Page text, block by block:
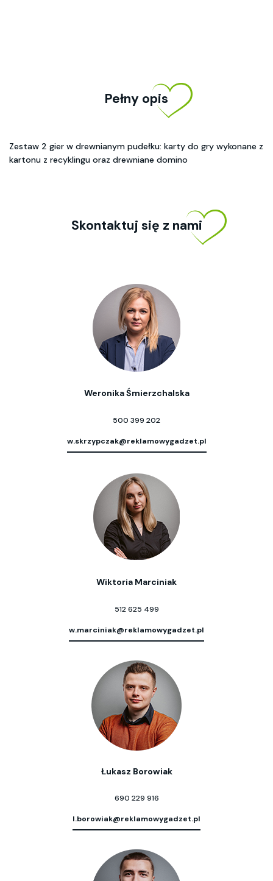
Pełny opis
Zestaw 2 gier w drewnianym pudełku: karty do gry wykonane z
kartonu z recyklingu oraz drewniane domino
Skontaktuj się z nami
Weronika Śmierzchalska
500 399 202
w.skrzypczak@reklamowygadzet.pl
Wiktoria Marciniak
512 625 499
w.marciniak@reklamowygadzet.pl
Łukasz Borowiak
690 229 916
l.borowiak@reklamowygadzet.pl